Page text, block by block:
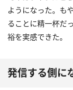
ようになった。も
ることに精一杯だ
裕を実感できた。
発信する側に